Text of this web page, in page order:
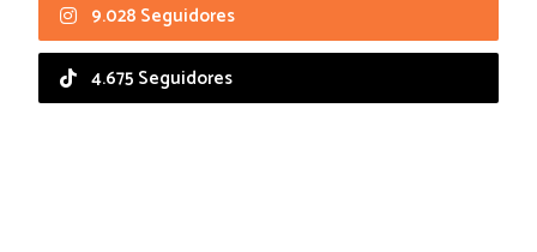
9.028 Seguidores
4.675 Seguidores